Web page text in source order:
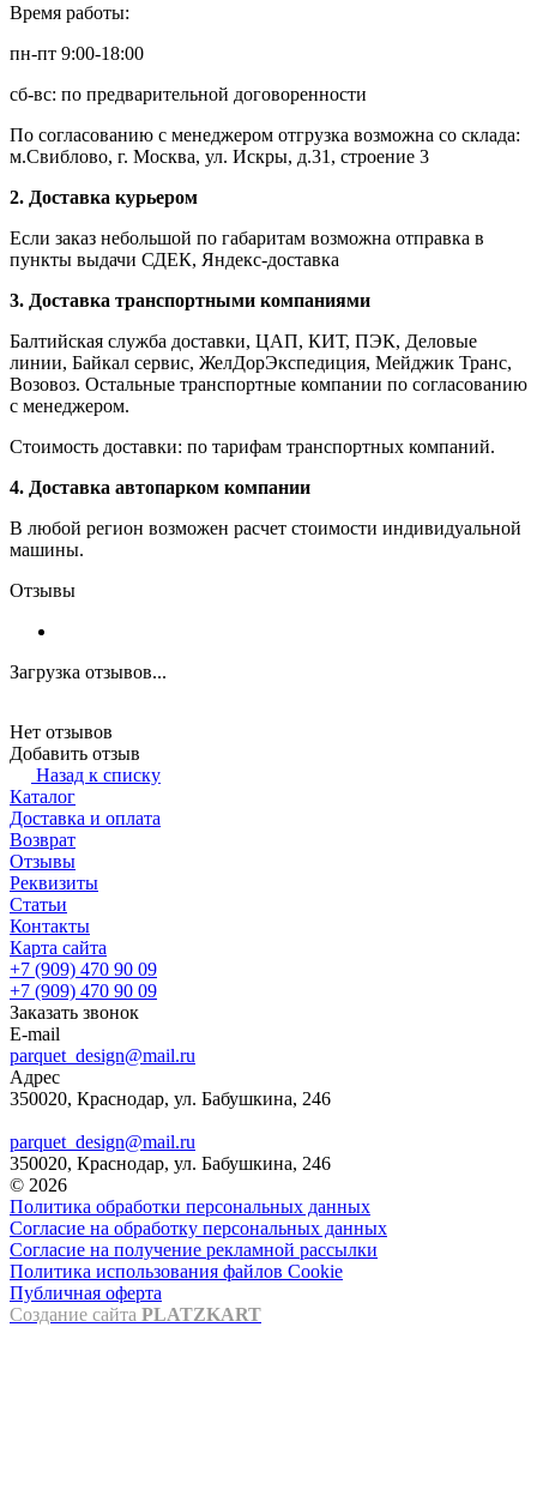
Время работы:
пн-пт 9:00-18:00
сб-вс: по предварительной договоренности
По согласованию с менеджером отгрузка возможна со склада:
м.Свиблово, г. Москва, ул. Искры, д.31, строение 3
2. Доставка курьером
Если заказ небольшой по габаритам возможна отправка в
пункты выдачи СДЕК, Яндекс-доставка
3. Доставка транспортными компаниями
Балтийская служба доставки, ЦАП, КИТ, ПЭК, Деловые
линии, Байкал сервис, ЖелДорЭкспедиция, Мейджик Транс,
Возовоз. Остальные транспортные компании по согласованию
с менеджером.
Стоимость доставки: по тарифам транспортных компаний.
4. Доставка автопарком компании
В любой регион возможен расчет стоимости индивидуальной
машины.
Отзывы
Загрузка отзывов...
Нет отзывов
Добавить отзыв
Назад к списку
Каталог
Доставка и оплата
Возврат
Отзывы
Реквизиты
Статьи
Контакты
Карта сайта
+7 (909) 470 90 09
+7 (909) 470 90 09
Заказать звонок
E-mail
parquet_design@mail.ru
Адрес
350020, Краснодар, ул. Бабушкина, 246
parquet_design@mail.ru
350020, Краснодар, ул. Бабушкина, 246
© 2026
Политика обработки персональных данных
Согласие на обработку персональных данных
Согласие на получение рекламной рассылки
Политика использования файлов Cookie
Публичная оферта
Создание сайта PLATZKART